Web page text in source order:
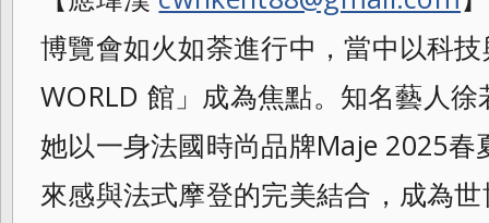
博覽會如火如荼進行中，當中以科
WORLD 館」成為焦點。知名藝人
她以一身法國時尚品牌Maje 2025春
來感與法式摩登的完美結合，成為